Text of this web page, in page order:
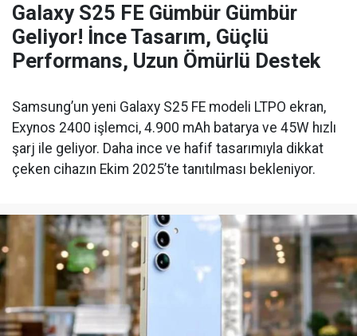
Galaxy S25 FE Gümbür Gümbür
Geliyor! İnce Tasarım, Güçlü
Performans, Uzun Ömürlü Destek
Samsung’un yeni Galaxy S25 FE modeli LTPO ekran,
Exynos 2400 işlemci, 4.900 mAh batarya ve 45W hızlı
şarj ile geliyor. Daha ince ve hafif tasarımıyla dikkat
çeken cihazın Ekim 2025’te tanıtılması bekleniyor.